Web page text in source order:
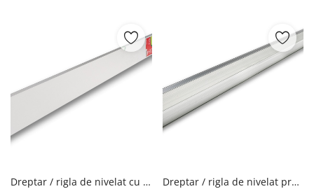
Dreptar / rigla de nivelat cu boloboc SLX 2, 180 cm - Sola-02070501
Dreptar / rigla de nivelat profil H de aluminiu AL 2605, 300cm - Sola-03191001